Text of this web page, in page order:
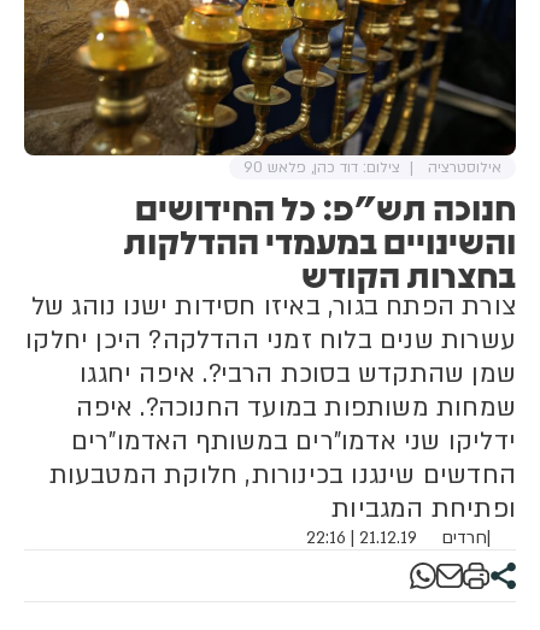
חנוכה תש"פ: כל החידושים
והשינויים במעמדי ההדלקות
בחצרות הקודש
צורת הפתח בגור, באיזו חסידות ישנו נוהג של
עשרות שנים בלוח זמני ההדלקה? היכן יחלקו
שמן שהתקדש בסוכת הרבי?. איפה יחגגו
שמחות משותפות במועד החנוכה?. איפה
ידליקו שני אדמו"רים במשותף האדמו"רים
החדשים שינגנו בכינורות, חלוקת המטבעות
ופתיחת המגביות
|חרדים 21.12.19 | 22:16
אילוסטרציה צילום: דוד כהן, פלאש 90